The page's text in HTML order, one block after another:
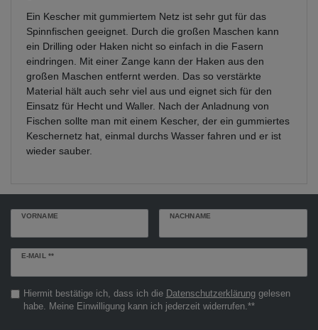
Ein Kescher mit gummiertem Netz ist sehr gut für das
Spinnfischen geeignet. Durch die großen Maschen kann
ein Drilling oder Haken nicht so einfach in die Fasern
eindringen. Mit einer Zange kann der Haken aus den
großen Maschen entfernt werden. Das so verstärkte
Material hält auch sehr viel aus und eignet sich für den
Einsatz für Hecht und Waller. Nach der Anladnung von
Fischen sollte man mit einem Kescher, der ein gummiertes
Keschernetz hat, einmal durchs Wasser fahren und er ist
wieder sauber.
VORNAME NACHNAME
E-MAIL **
Newsletter
Hiermit bestätige ich, dass ich die Daten­schutz­erklärunggelesen
habe. Meine Einwilligung kann ich jederzeit widerrufen.**